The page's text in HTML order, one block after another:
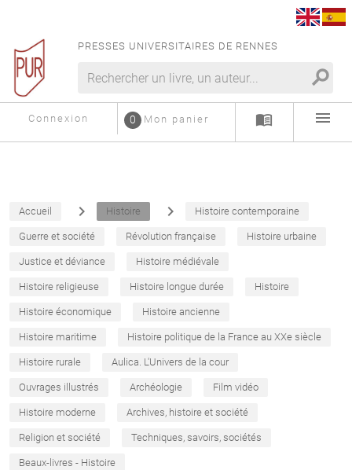
PRESSES UNIVERSITAIRES DE RENNES
search
Connexion Mon panier
0 menu_book menu
Accueil navigate_next Histoire navigate_next Histoire contemporaine
Guerre et société Révolution française Histoire urbaine
Justice et déviance Histoire médiévale
Histoire religieuse Histoire longue durée Histoire
Histoire économique Histoire ancienne
Histoire maritime Histoire politique de la France au XXe siècle
Histoire rurale Aulica. L'Univers de la cour
Ouvrages illustrés Archéologie Film vidéo
Histoire moderne Archives, histoire et société
Religion et société Techniques, savoirs, sociétés
Beaux-livres - Histoire